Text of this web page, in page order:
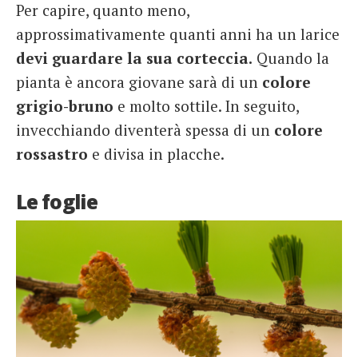
Per capire, quanto meno,
approssimativamente quanti anni ha un larice
devi guardare la sua corteccia. Quando la
pianta è ancora giovane sarà di un colore
grigio-bruno e molto sottile. In seguito,
invecchiando diventerà spessa di un colore
rossastro e divisa in placche.
Le foglie